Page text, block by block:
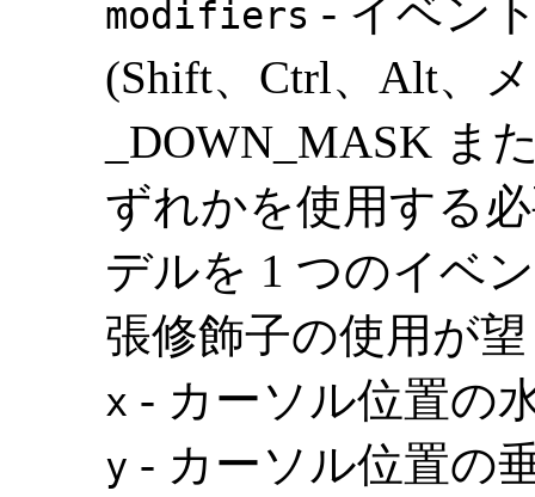
modifiers - イベン
(Shift、Ctrl、Alt、
_DOWN_MASK ま
ずれかを使用する
デルを 1 つのイベ
張修飾子の使用が
x - カーソル位置の
y - カーソル位置の